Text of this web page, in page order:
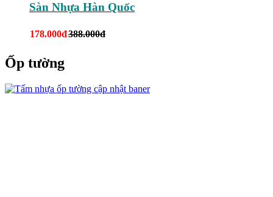
Sàn Nhựa Hàn Quốc
178.000đ388.000đ
Ốp tường